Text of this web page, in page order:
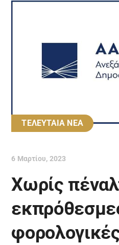
ΤΕΛΕΥΤΑΙΑ ΝΕΑ
6 Μαρτίου, 2023
Χωρίς